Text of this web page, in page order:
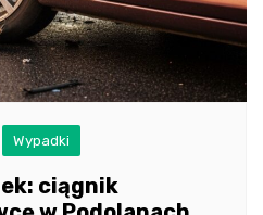
Wypadki
ciągnik